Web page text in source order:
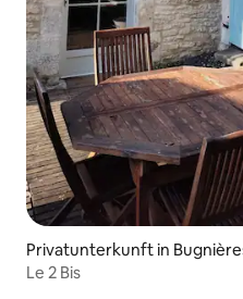
Privatunterkunft in
Le 2 Bis